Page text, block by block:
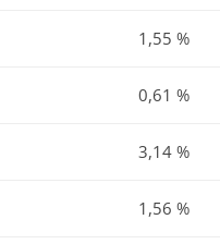
1,55 %
0,61 %
3,14 %
1,56 %